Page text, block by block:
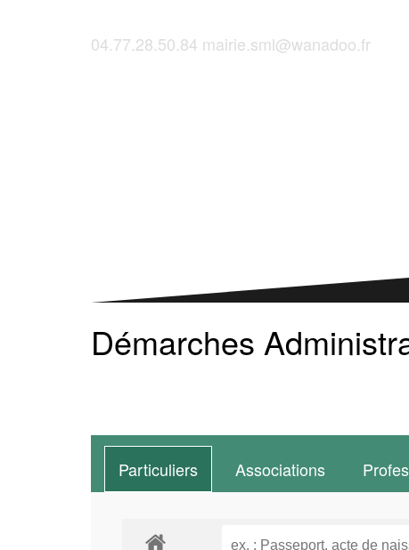
04.77.28.50.84 mairie.sml@wanadoo.fr
Démarches
Particuliers Associations